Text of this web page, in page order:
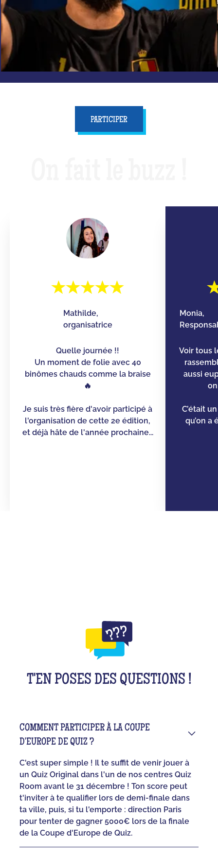
PARTICIPER
Mathilde,
organisatrice
Quelle journée !!
Un moment de folie avec 40
binômes chauds comme la braise
🔥
Je suis très fière d'avoir participé à
l'organisation de cette 2e édition,
et déjà hâte de l'année prochaine...
Monia,
Voir tous
aussi
C’était
qu’on a
T'EN POSES DES QUESTIONS !
COMMENT PARTICIPER À LA COUPE
D'EUROPE DE QUIZ ?
C'est super simple ! Il te suffit de venir jouer à
un Quiz Original dans l'un de nos centres Quiz
Room avant le 31 décembre ! Ton score peut
t'inviter à te qualifier lors de demi-finale dans
ta ville, puis, si tu l'emporte : direction Paris
pour tenter de gagner 5000€ lors de la finale
de la Coupe d'Europe de Quiz.